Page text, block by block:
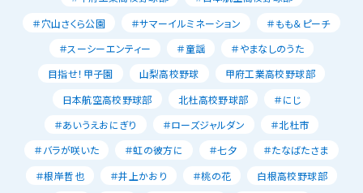
＃穴山さくら公園
＃サマーイルミネーション
＃もも＆ピーチ
＃スーシーエンティー
＃童謡
＃やまなしのうた
目指せ！甲子園
山梨高校野球
甲府工業高校野球部
日本航空高校野球部
北杜高校野球部
＃にじ
＃あいうえおにぎり
＃ローズジャルダン
＃北杜市
＃バラが咲いた
＃虹の彼方に ＃七夕
＃たなばたさま
＃根岸哲也
＃井上かおり ＃桃の花
白根高校野球部